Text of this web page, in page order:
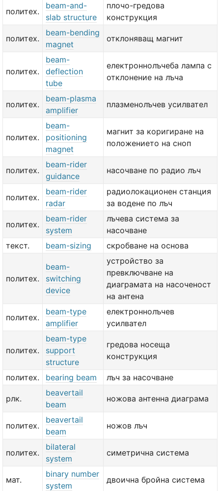
политех.
beam-and-
slab structure
плочо-гредова
конструкция
политех.
beam-bending
magnet
отклоняващ магнит
политех.
beam-
deflection
tube
електроннолъчеба лампа с
отклонение на лъча
политех.
beam-plasma
amplifier
плазменолъчев усилвател
политех.
beam-
positioning
magnet
магнит за коригиране на
положението на сноп
политех.
beam-rider
guidance
насочване по радио лъч
политех.
beam-rider
radar
радиолокационен станция
за водене по лъч
политех.
beam-rider
system
лъчева система за
насочване
текст.
beam-sizing скробване на основа
политех.
beam-
switching
device
устройство за
превключване на
диаграмата на насоченост
на антена
политех.
beam-type
amplifier
електроннолъчев
усилвател
политех.
beam-type
support
structure
гредова носеща
конструкция
политех. bearing beam лъч за насочване
рлк.
beavertail
beam
ножова антенна диаграма
политех.
beavertail
beam
ножов лъч
политех.
bilateral
system
симетрична система
мат.
binary number
system
двоична бройна система